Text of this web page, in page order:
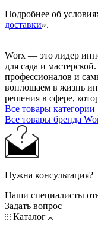
Подробнее об
доставки».
Worx — это лидер
для сада и
профессионалов и
воплощаем в жизнь
решения в сфере,
Все товары категории
Все товары бренда
Нужна консультация?
Наши специалисты
Задать вопрос
Каталог